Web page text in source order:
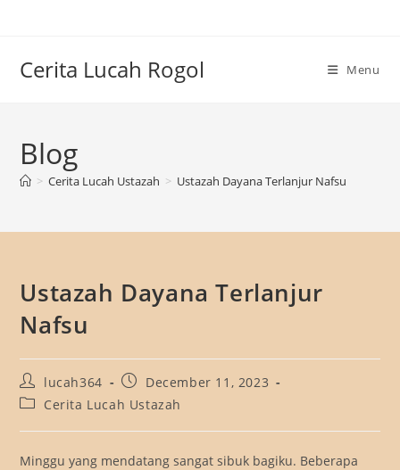
Cerita Lucah Rogol Menu
Blog
> Cerita Lucah Ustazah > Ustazah Dayana Terlanjur Nafsu
Ustazah Dayana Terlanjur
Nafsu
Post
author:
lucah364
Post
published:
December 11, 2023
PostCerita Lucah Ustazah
Minggu yang mendatang sangat sibuk bagiku. Beberapa